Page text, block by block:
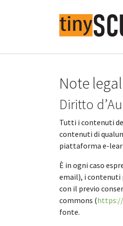
Note
Diritto
Tutti i contenuti
contenuti di
piattaforma e-
È in ogni caso
email), i contenuti
con il previo
commons (
fonte.